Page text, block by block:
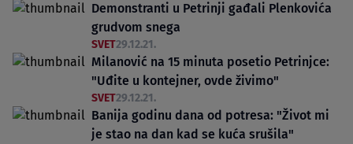
Demonstranti u Petrinji gađali Plenkovića
grudvom snega
SVET29.12.21.
Milanović na 15 minuta posetio Petrinjce:
"Uđite u kontejner, ovde živimo"
SVET29.12.21.
Banija godinu dana od potresa: "Život mi
je stao na dan kad se kuća srušila"